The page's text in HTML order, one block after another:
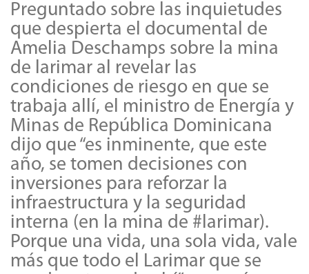
Preguntado sobre las inquietudes
que despierta el documental de
Amelia Deschamps sobre la mina
de larimar al revelar las
condiciones de riesgo en que se
trabaja allí, el ministro de Energía y
Minas de República Dominicana
dijo que “es inminente, que este
año, se tomen decisiones con
inversiones para reforzar la
infraestructura y la seguridad
interna (en la mina de #larimar).
Porque una vida, una sola vida, vale
más que todo el Larimar que se